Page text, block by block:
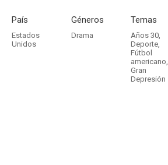
País
Estados
Unidos
Géneros
Drama
Temas
Años 30,
Deporte,
Fútbol
americano,
Gran
Depresión